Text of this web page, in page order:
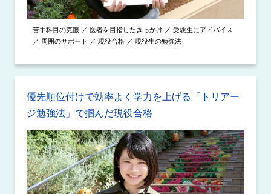
苦手科目の克服 ／ 医者を目指したきっかけ ／ 受験生にアドバイス
／ 周囲のサポート ／ 現役合格 ／ 現役生の勉強法
優先順位付けで効率よく学力を上げる「トリアー
ジ勉強法」で掴んだ現役合格